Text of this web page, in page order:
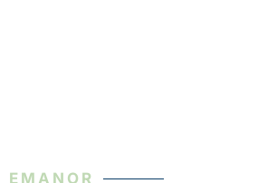
EMANOR